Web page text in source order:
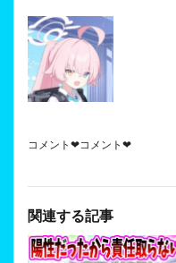
コメント❤コメント❤
関連する記事